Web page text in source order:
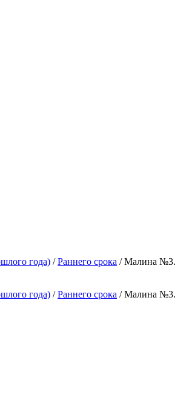
года) /Раннего срока / Малина №3.
года) /Раннего срока / Малина №3.